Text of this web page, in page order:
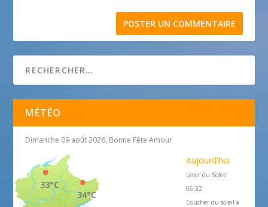
MÉTÉO
Dimanche 09 août 2026, Bonne Fête Amour
34°C
33°C
Aujourd'hui
Lever du Soleil
06:32
Coucher du soleil à